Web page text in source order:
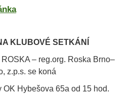
KLUBOVÉ SETKÁNÍ
– reg.org. Roska Brno–
z.p.s. se koná
OK Hybešova 65a od 15 hod.